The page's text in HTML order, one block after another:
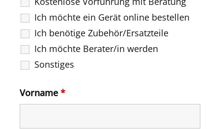
Ich möchte ein Gerät online bestellen
Ich benötige Zubehör/Ersatzteile
Ich möchte Berater/in werden
Sonstiges
Vorname *